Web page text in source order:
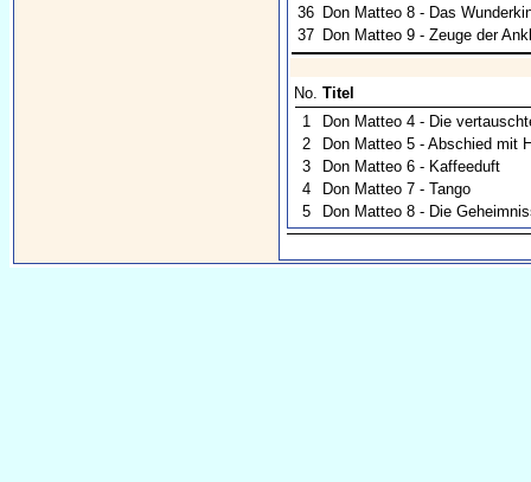
36 Don Matteo 8 - Das
37 Don Matteo 9 - Zeuge der
No. Titel
1
Don Matteo 4 - Die
2
Don Matteo 5 - Abschied mit
3
Don Matteo 6 - Kaffeeduft
4
Don Matteo 7 - Tango
5
Don Matteo 8 - Die